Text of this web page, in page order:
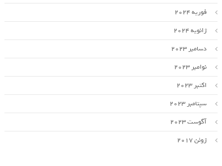
فوریه 2024
ژانویه 2024
دسامبر 2023
نوامبر 2023
اکتبر 2023
سپتامبر 2023
آگوست 2023
ژوئن 2017